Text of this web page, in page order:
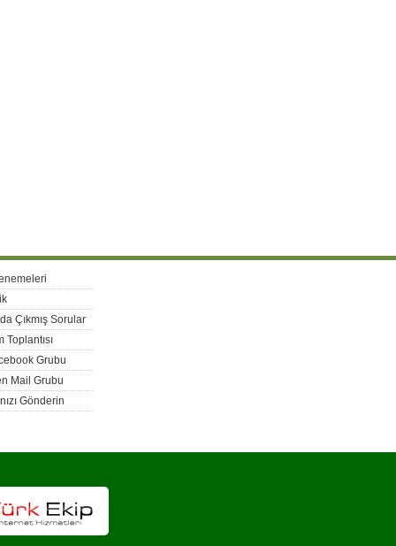
Çıkmış Sorular
Toplantısı
Grubu
Mail Grubu
Gönderin